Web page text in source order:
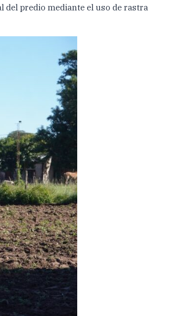
predio mediante el uso de rastra